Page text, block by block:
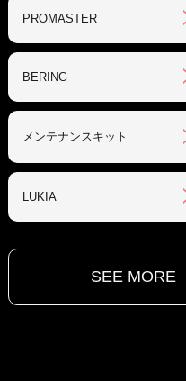
PROMASTER
BERING
メンテナンスキット
LUKIA
SEE MORE